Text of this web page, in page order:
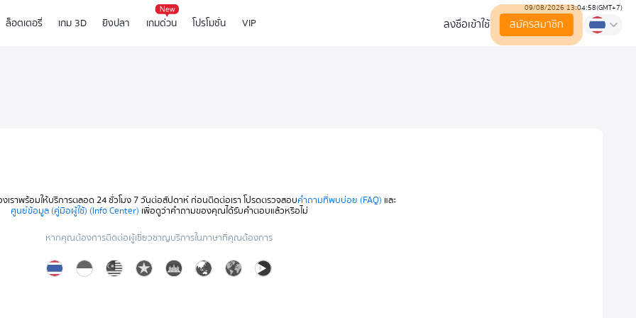
ล็อตเตอรี่ เกม 3D ยิงปลา เกมด่วน โปรโมชั่น VIP
09/08/2026 13:04:59(GMT+7)
ลงชื่อเข้าใช้ สมัครสมาชิก
ราพร้อมให้บริการตลอด 24 ชั่วโมง 7 วันต่อสัปดาห์ ก่อนติดต่อเรา โปรดตรวจสอบคำถามที่พบบ่อย (FAQ) และ
ศูนย์ข้อมูล (คู่มือผู้ใช้) (Info Center) เพื่อดูว่าคำถามของคุณได้รับคำตอบแล้วหรือไม่
หากคุณต้องการติดต่อผู้เชี่ยวชาญบริการในภาษาที่คุณต้องการ